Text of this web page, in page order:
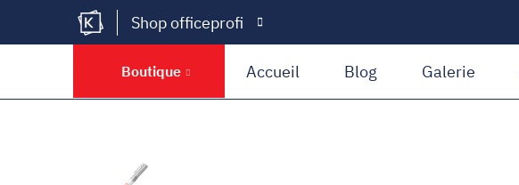
Shop officeprofi
Boutique Accueil Blog Galerie